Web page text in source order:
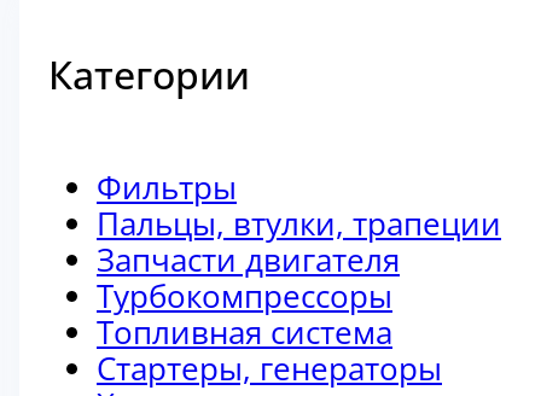
Категории
Фильтры
Пальцы, втулки, трапеции
Запчасти двигателя
Турбокомпрессоры
Топливная система
Стартеры, генераторы